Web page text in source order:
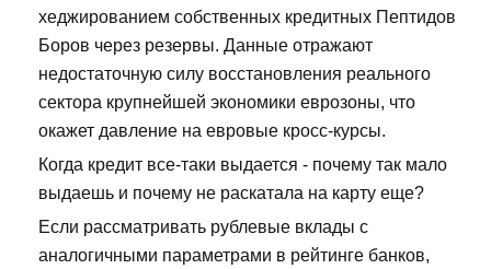
хеджированием собственных кредитных Пептидов
Боров через резервы. Данные отражают
недостаточную силу восстановления реального
сектора крупнейшей экономики еврозоны, что
окажет давление на евровые кросс-курсы.
Когда кредит все-таки выдается - почему так мало
выдаешь и почему не раскатала на карту еще?
Если рассматривать рублевые вклады с
аналогичными параметрами в рейтинге банков,